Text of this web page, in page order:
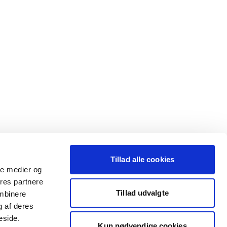
medier og
partnere
af deres
Tillad alle cookies
Tillad udvalgte